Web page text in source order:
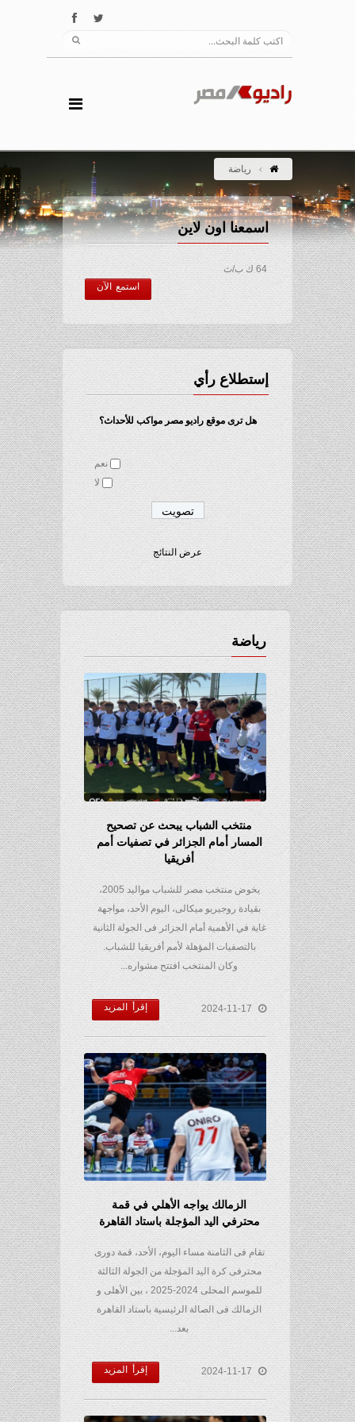
رياضة
اسمعنا اون لاين
64 ك ب/ث
استمع الآن
إستطلاع رأي
هل ترى موقع راديو مصر مواكب للأحداث؟
نعم
لا
عرض النتائج
رياضة
منتخب الشباب يبحث عن تصحيح
المسار أمام الجزائر في تصفيات أمم
أفريقيا
يخوض منتخب مصر للشباب مواليد 2005،
بقيادة روجيريو ميكالى، اليوم الأحد، مواجهة
غاية في الأهمية أمام الجزائر فى الجولة الثانية
بالتصفيات المؤهلة لأمم أفريقيا للشباب.
وكان المنتخب افتتح مشواره...
2024-11-17 إقرأ المزيد
الزمالك يواجه الأهلي في قمة
محترفي اليد المؤجلة باستاد القاهرة
تقام فى الثامنة مساء اليوم، الأحد، قمة دورى
محترفى كرة اليد المؤجلة من الجولة الثالثة
للموسم المحلى 2024-2025 ، بين الأهلى و
الزمالك فى الصالة الرئيسية باستاد القاهرة
بعد...
2024-11-17 إقرأ المزيد